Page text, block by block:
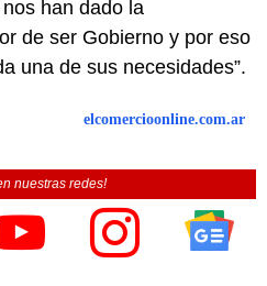
han dado la
de ser Gobierno y por eso
una de sus necesidades”.
elcomercioonline.com.ar
nuestras redes!